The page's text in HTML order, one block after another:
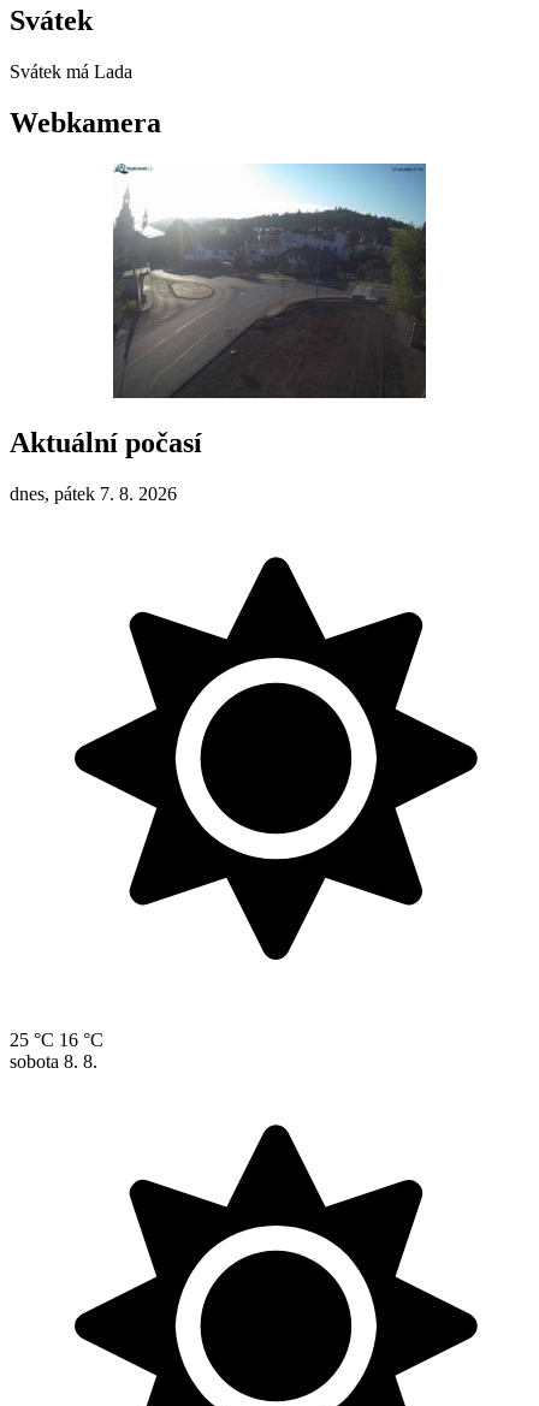
Svátek
Svátek má Lada
Webkamera
Aktuální počasí
dnes, pátek 7. 8. 2026
25 °C 16 °C
sobota 8. 8.